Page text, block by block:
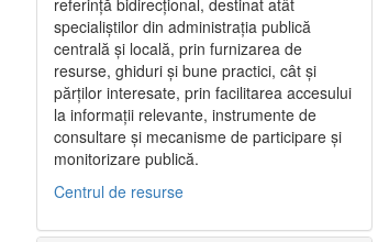
referință bidirecțional, destinat atât
specialiștilor din administrația publică
centrală și locală, prin furnizarea de
resurse, ghiduri și bune practici, cât și
părților interesate, prin facilitarea accesului
la informații relevante, instrumente de
consultare și mecanisme de participare și
monitorizare publică.
Centrul de resurse